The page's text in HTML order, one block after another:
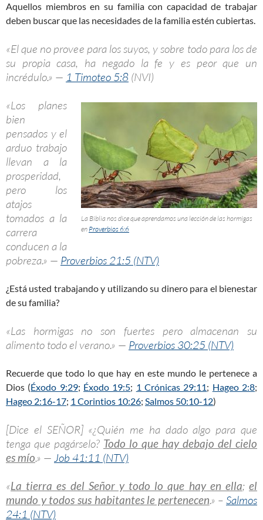
Aquellos miembros en su familia con capacidad de trabajar
deben buscar que las necesidades de la familia estén cubiertas.
«El que no provee para los suyos, y sobre todo para los de
su propia casa, ha negado la fe y es peor que un
incrédulo.» — 1 Timoteo 5:8 (NVI)
La Biblia nos dice que aprendamos una lección de las hormigas
en Proverbios 6:6
«Los planes
bien
pensados y el
arduo trabajo
llevan a la
prosperidad,
pero los
atajos
tomados a la
carrera
conducen a la
pobreza.» — Proverbios 21:5 (NTV)
¿Está usted trabajando y utilizando su dinero para el bienestar
de su familia?
«Las hormigas no son fuertes pero almacenan su
alimento todo el verano.» — Proverbios 30:25 (NTV)
Recuerde que todo lo que hay en este mundo le pertenece a
Dios (Éxodo 9:29; Éxodo 19:5; 1 Crónicas 29:11; Hageo 2:8;
Hageo 2:16-17; 1 Corintios 10:26; Salmos 50:10-12)
[Dice el SEÑOR] «¿Quién me ha dado algo para que
tenga que pagárselo? Todo lo que hay debajo del cielo
es mío.» — Job 41:11 (NTV)
«La tierra es del Señor y todo lo que hay en ella;el
mundo y todos sus habitantes le pertenecen.» – Salmos
24:1 (NTV)